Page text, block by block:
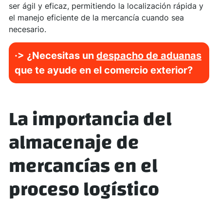
ser ágil y eficaz, permitiendo la localización rápida y
el manejo eficiente de la mercancía cuando sea
necesario.
·> ¿Necesitas un despacho de aduanas
que te ayude en el comercio exterior?
La importancia del
almacenaje de
mercancías en el
proceso logístico